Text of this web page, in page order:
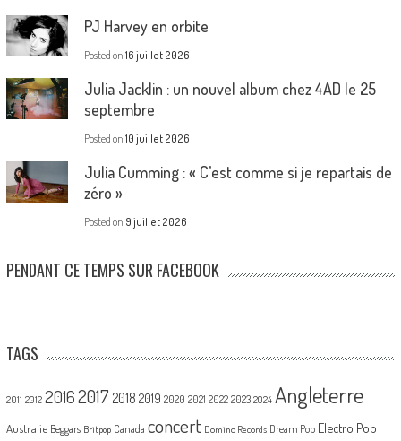
PJ Harvey en orbite
Posted on 16 juillet 2026
Julia Jacklin : un nouvel album chez 4AD le 25
septembre
Posted on 10 juillet 2026
Julia Cumming : « C’est comme si je repartais de
zéro »
Posted on 9 juillet 2026
PENDANT CE TEMPS SUR FACEBOOK
TAGS
2011 2012 20162017 2018 2019 2020 2021 2022 2023 2024 Angleterre
Australie Beggars Britpop Canada concert Domino Records Dream Pop Electro Pop